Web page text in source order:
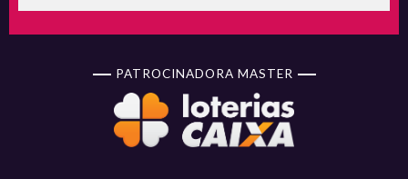
PATROCINADORA MASTER